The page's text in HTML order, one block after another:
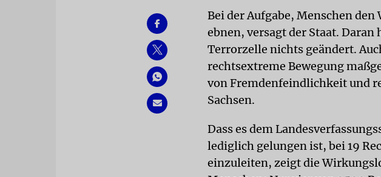
Bei der Aufgabe, Menschen den
ebnen, versagt der Staat.
Terrorzelle nichts geändert.
rechtsextreme Bewegung
von Fremdenfeindlichkeit und
Sachsen.
Dass es dem
lediglich gelungen ist, bei 19
einzuleiten, zeigt die